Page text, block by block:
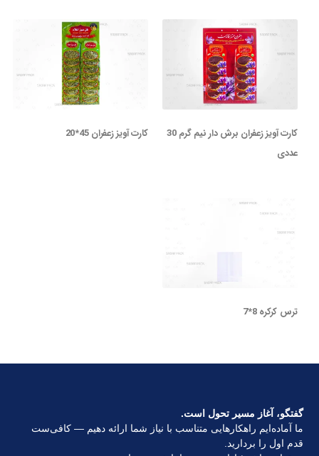
کارت آویز زعفران برش دار نیم گرم 30
عددی
کارت آویز زعفران 45*20
ترس کرکره 8*7
گفتگو، آغاز مسیر تحول است.
ما آماده‌ایم راهکارهایی متناسب با نیاز شما ارائه دهیم — کافی‌ست
قدم اول را بردارید.